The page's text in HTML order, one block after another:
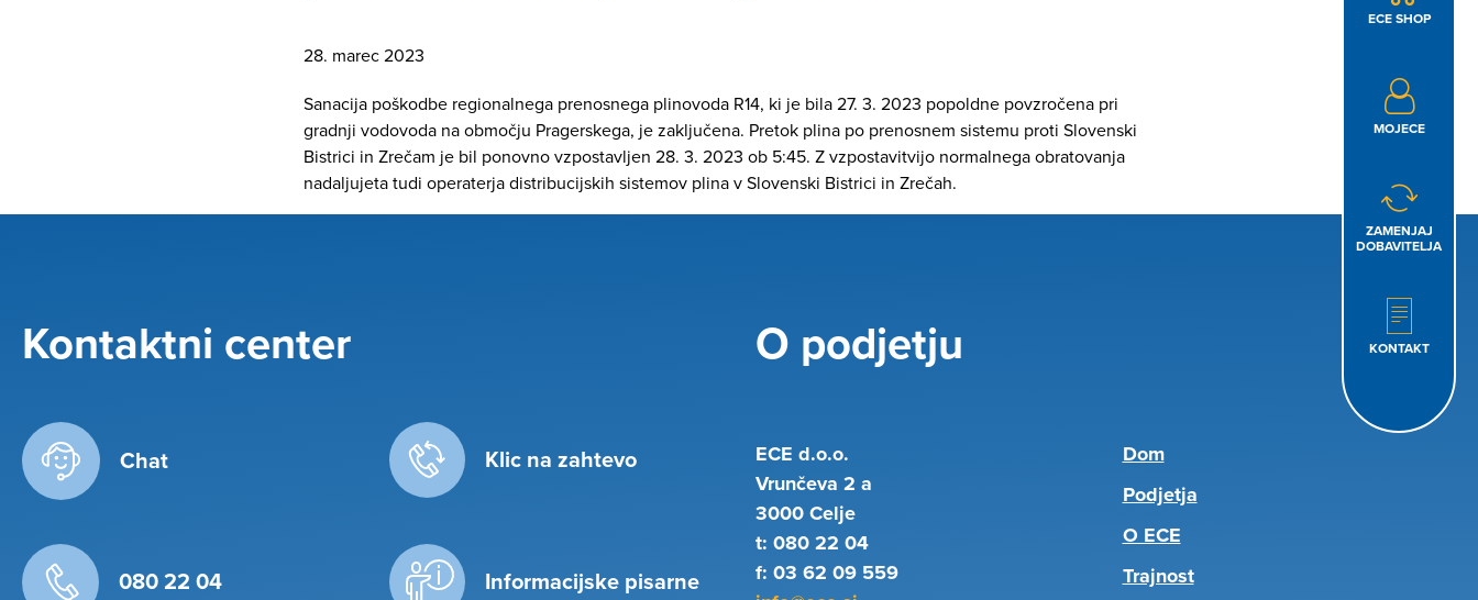
ECE SHOP
MOJECE
ZAMENJAJ
DOBAVITELJA
KONTAKT
28. marec 2023
Sanacija poškodbe regionalnega prenosnega plinovoda R14, ki je bila 27. 3. 2023 popoldne povzročena pri
gradnji vodovoda na območju Pragerskega, je zaključena. Pretok plina po prenosnem sistemu proti Slovenski
Bistrici in Zrečam je bil ponovno vzpostavljen 28. 3. 2023 ob 5:45. Z vzpostavitvijo normalnega obratovanja
nadaljujeta tudi operaterja distribucijskih sistemov plina v Slovenski Bistrici in Zrečah.
Kontaktni center
Chat Klic na zahtevo
080 22 04 Informacijske pisarne
O podjetju
ECE d.o.o.
Vrunčeva 2 a
3000 Celje
t: 080 22 04
f: 03 62 09 559
Dom
Podjetja
O ECE
Trajnost